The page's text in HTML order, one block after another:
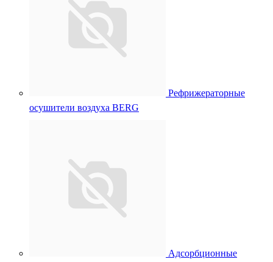
Рефрижераторные
осушители воздуха BERG
Адсорбционные